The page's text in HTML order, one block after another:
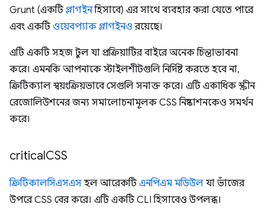
Grunt (একটিপ্লাগইনহিসাবে) এর সাথে ব্যবহার করা যেতে পারে
এবং একটিওয়েবপ্যাক প্লাগইনও রয়েছে।
এটি একটি সহজ টুল যা প্রক্রিয়াটির বাইরে অনেক চিন্তাভাবনা
করে। এমনকি আপনাকে স্টাইলশীটগুলি নির্দিষ্ট করতে হবে না,
ক্রিটিক্যাল স্বয়ংক্রিয়ভাবে সেগুলি সনাক্ত করে। এটি একাধিক স্ক্রীন
রেজোলিউশনের জন্য সমালোচনামূলক CSS নিষ্কাশনকেও সমর্থন
করে।
criticalCSS
ক্রিটিকালসিএসএস হল আরেকটিএনপিএম মডিউল যা ভাঁজের
উপরে CSS বের করে। এটি একটি CLI হিসাবেও উপলব্ধ।